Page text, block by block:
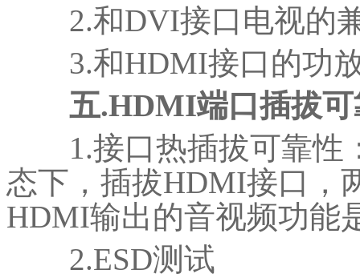
2.和DVI接口电视的兼
3.和HDMI接口的功放
五.HDMI端口插拔可
1.接口热插拔可靠性
态下，插拔HDMI接口，
HDMI输出的音视频功能
2.ESD测试